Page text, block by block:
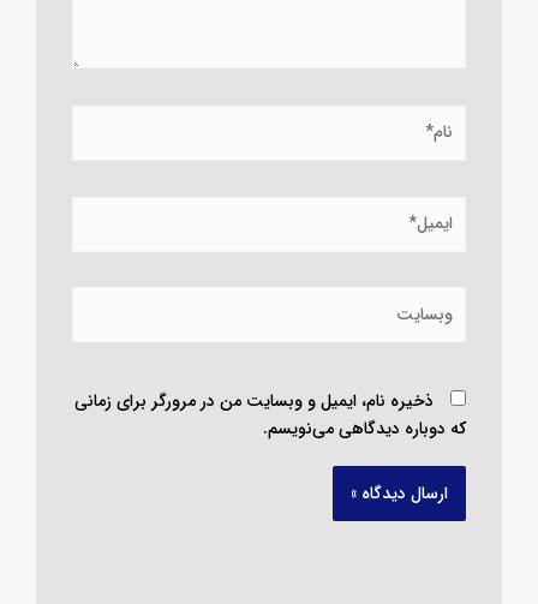
ذخیره نام، ایمیل و وبسایت من در مرورگر برای زمانی
که دوباره دیدگاهی می‌نویسم.